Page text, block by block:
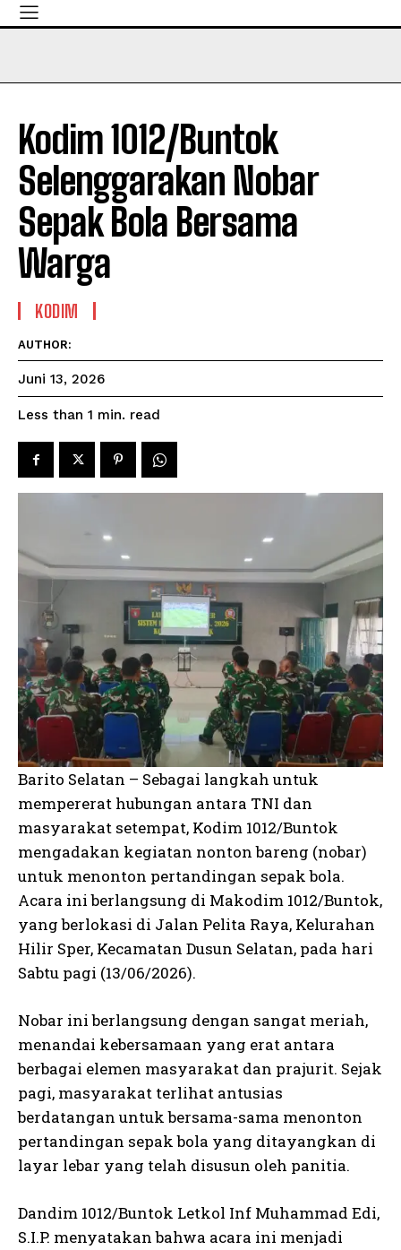
Kodim 1012/Buntok
Selenggarakan Nobar
Sepak Bola Bersama
Warga
KODIM
AUTHOR:
Juni 13, 2026
Less than 1 min. read
Barito Selatan – Sebagai langkah untuk
mempererat hubungan antara TNI dan
masyarakat setempat, Kodim 1012/Buntok
mengadakan kegiatan nonton bareng (nobar)
untuk menonton pertandingan sepak bola.
Acara ini berlangsung di Makodim 1012/Buntok,
yang berlokasi di Jalan Pelita Raya, Kelurahan
Hilir Sper, Kecamatan Dusun Selatan, pada hari
Sabtu pagi (13/06/2026).
Nobar ini berlangsung dengan sangat meriah,
menandai kebersamaan yang erat antara
berbagai elemen masyarakat dan prajurit. Sejak
pagi, masyarakat terlihat antusias
berdatangan untuk bersama-sama menonton
pertandingan sepak bola yang ditayangkan di
layar lebar yang telah disusun oleh panitia.
Dandim 1012/Buntok Letkol Inf Muhammad Edi,
S.I.P. menyatakan bahwa acara ini menjadi